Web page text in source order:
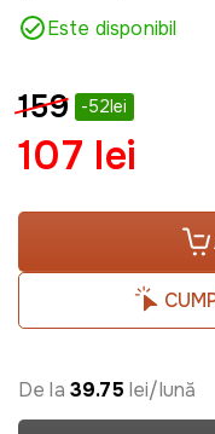
Este disponibil
159 -52lei
107 lei
De la 39.75 lei/lună